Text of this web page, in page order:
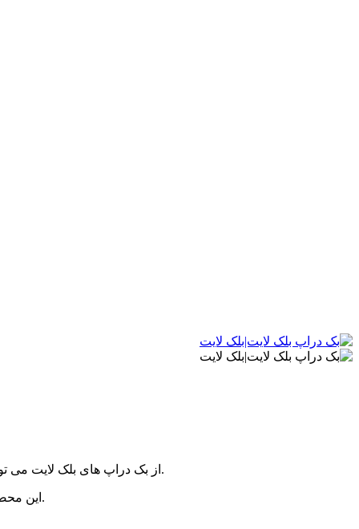
از بک دراپ های بلک لایت می توانید به عنوان پرده، روتختی، رو مبلی، دیوار کوب یا حتی روی سقف استفاده کنید و از زیبایی آن در تاریکی مقابل نورهای بلک لایت لذت ببرید.
این محصول بسیار زیبا می تواند به منزل؛ محل کار و محیط هایی ماننده کافه و گیم نت، لیزرتگ، استخر، باشگاه و... زیبایی بسیار درخشانی ایجاد کند.